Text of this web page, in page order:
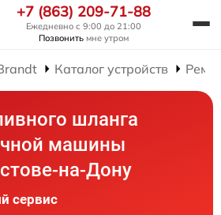
+7 (863) 209-71-88
Ежедневно с 9:00 до 21:00
Позвонить мне утром
Каталог устройств
шланга
машины
на-Дону
сервис